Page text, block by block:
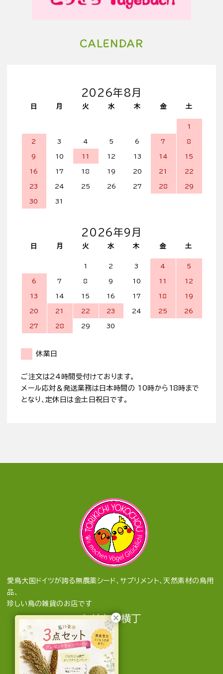
CALENDAR
2026年8月
日 月 火 水 木 金 土
1
2 3 4 5 6 7 8
9 10 11 12 13 14 15
16 17 18 19 20 21 22
23 24 25 26 27 28 29
30 31
2026年9月
日 月 火 水 木 金 土
1 2 3 4 5
6 7 8 9 10 11 12
13 14 15 16 17 18 19
20 21 22 23 24 25 26
27 28 29 30
休業日
ご注文は24時間受付けております。
メール応対＆発送業務は日本時間の 10時から18時まで
となり、定休日は金土日祝日です。
愛鳥大国ドイツが誇る無農薬シード、サプリメント、天然素材の鳥用
品、
珍しい鳥の雑貨のお店です
とりきち横丁